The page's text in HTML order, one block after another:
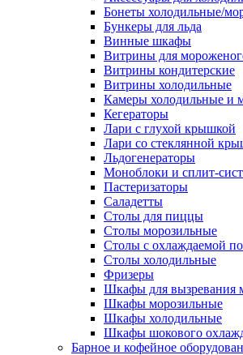
Бонеты холодильные/
Бункеры для льда
Винные шкафы
Витрины для
Витрины кондитерские
Витрины холодильные
Камеры холодильные и
Кегераторы
Лари с глухой крышкой
Лари со стеклянной
Льдогенераторы
Моноблоки и сплит-
Пастеризаторы
Саладетты
Столы для пиццы
Столы морозильные
Столы с охлаждаемой
Столы холодильные
Фризеры
Шкафы для вызревания
Шкафы морозильные
Шкафы холодильные
Шкафы шокового
Барное и кофейное